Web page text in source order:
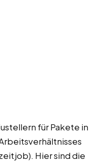
für Pakete in
Hier sind die